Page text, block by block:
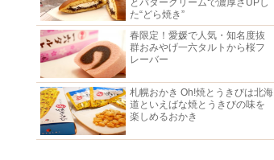
た“どら焼き”
春限定！愛媛で人気・知名度抜
群おみやげ一六タルトから桜フ
レーバー
札幌おかき Oh!焼とうきびは北海
道といえばな焼とうきびの味を
楽しめるおかき